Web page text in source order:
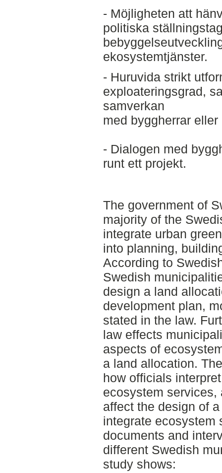
- Möjligheten att
politiska
ekosystemtjänster.
- Huruvida strikt
exploateringsgrad,
samverkan
med byggherrar eller
- Dialogen med
runt ett projekt.
The government of
majority of the
integrate urban
into planning,
According to
Swedish
design a land
development plan,
stated in the law.
law effects
aspects of
a land allocation.
how officials
ecosystem services,
affect the design of
integrate ecosystem
documents and
different Swedish
study shows: